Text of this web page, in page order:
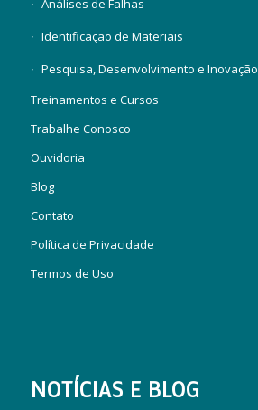
Análises de Falhas
Identificação de Materiais
Pesquisa, Desenvolvimento e Inovação
Treinamentos e Cursos
Trabalhe Conosco
Ouvidoria
Blog
Contato
Política de Privacidade
Termos de Uso
NOTÍCIAS E BLOG